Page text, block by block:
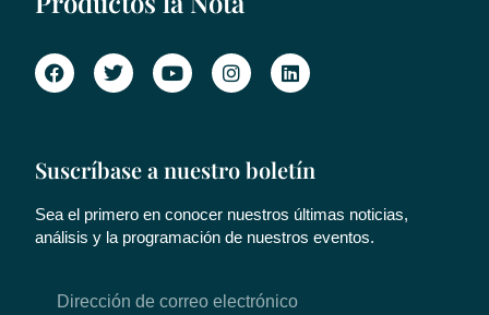
Suscríbase a nuestro boletín
Sea el primero en conocer nuestros últimas noticias,
análisis y la programación de nuestros eventos.